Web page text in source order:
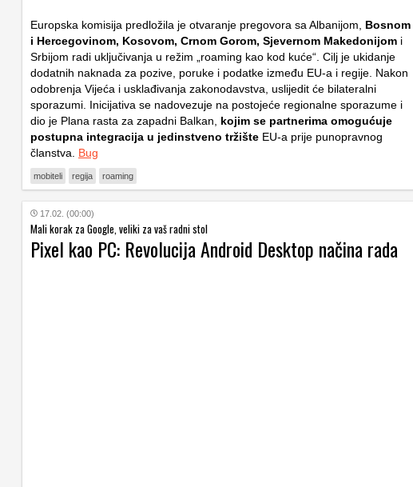
Europska komisija predložila je otvaranje pregovora sa Albanijom, Bosnom
i Hercegovinom, Kosovom, Crnom Gorom, Sjevernom Makedonijom i
Srbijom radi uključivanja u režim „roaming kao kod kuće“. Cilj je ukidanje
dodatnih naknada za pozive, poruke i podatke između EU-a i regije. Nakon
odobrenja Vijeća i usklađivanja zakonodavstva, uslijedit će bilateralni
sporazumi. Inicijativa se nadovezuje na postojeće regionalne sporazume i
dio je Plana rasta za zapadni Balkan, kojim se partnerima omogućuje
postupna integracija u jedinstveno tržište EU-a prije punopravnog
članstva. Bug
mobiteli regija roaming
17.02. (00:00)
Mali korak za Google, veliki za vaš radni stol
Pixel kao PC: Revolucija Android Desktop načina rada